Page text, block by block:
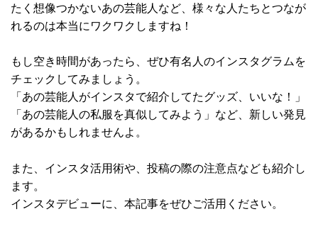
たく想像つかないあの芸能人など、様々な人たちとつなが
れるのは本当にワクワクしますね！
もし空き時間があったら、ぜひ有名人のインスタグラムを
チェックしてみましょう。
「あの芸能人がインスタで紹介してたグッズ、いいな！」
「あの芸能人の私服を真似してみよう」など、新しい発見
があるかもしれませんよ。
また、インスタ活用術や、投稿の際の注意点なども紹介し
ます。
インスタデビューに、本記事をぜひご活用ください。